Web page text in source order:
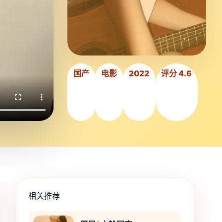
国产 电影 2022 评分 4.6
相关推荐